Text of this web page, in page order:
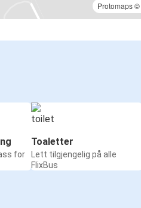
Protomaps©
for
Toaletter
Lett tilgjengelig på alle
FlixBus